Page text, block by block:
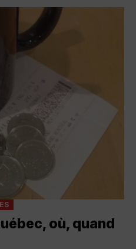
où, quand